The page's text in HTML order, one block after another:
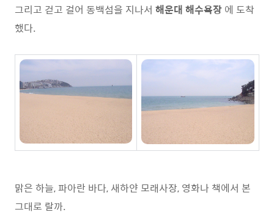
그리고 걷고 걸어 동백섬을 지나서 해운대 해수욕장 에 도착
했다.
맑은 하늘, 파아란 바다, 새하얀 모래사장, 영화나 책에서 본
그대로 랄까.